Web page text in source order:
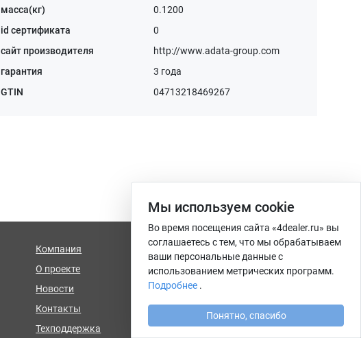
масса(кг)
0.1200
id сертификата
0
сайт производителя
http://www.adata-group.com
гарантия
3 года
GTIN
04713218469267
Компания
О проекте
Новости
Контакты
Техподдержка
info@4dealer.ru
Калининград, ул. Комсомольская,
дом 61, офис 4
Мы используем сookie
Во время посещения сайта «4dealer.ru» вы
соглашаетесь с тем, что мы обрабатываем
ваши персональные данные с
использованием метрических программ.
Подробнее .
Понятно, спасибо